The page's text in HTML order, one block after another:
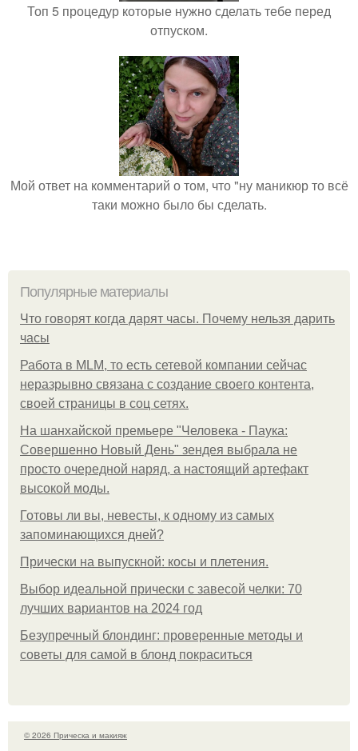
Топ 5 процедур которые нужно сделать тебе перед
отпуском.
Мой ответ на комментарий о том, что "ну маникюр то всё
таки можно было бы сделать.
Популярные материалы
Что говорят когда дарят часы. Почему нельзя дарить
часы
Работа в MLM, то есть сетевой компании сейчас
неразрывно связана с создание своего контента,
своей страницы в соц сетях.
На шанхайской премьере "Человека - Паука:
Совершенно Новый День" зендея выбрала не
просто очередной наряд, а настоящий артефакт
высокой моды.
Готовы ли вы, невесты, к одному из самых
запоминающихся дней?
Прически на выпускной: косы и плетения.
Выбор идеальной прически с завесой челки: 70
лучших вариантов на 2024 год
Безупречный блондинг: проверенные методы и
советы для самой в блонд покраситься
© 2026 Прическа и макияж